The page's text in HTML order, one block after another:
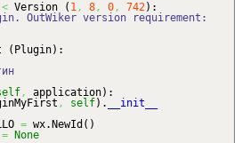
< Version ( 1, 8, 0, 742) :
OutWiker version requirement:
( Plugin) :
, application) :
, self) .
__init__
= wx. NewId ( )
= None